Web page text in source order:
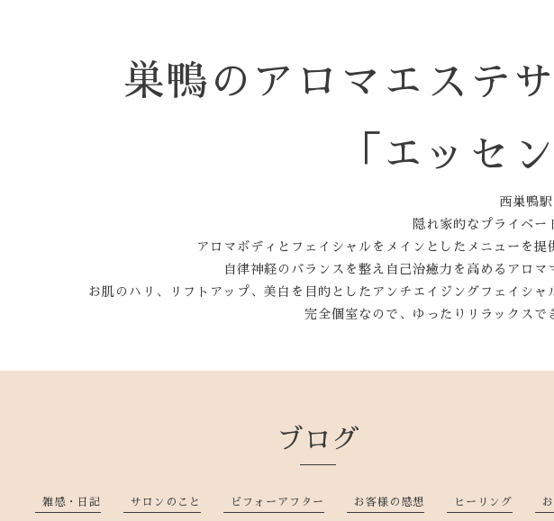
巣鴨のアロマエステ
「エッセ
西巣鴨
隠れ家的なプライベー
アロマボディとフェイシャルをメインとしたメニューを提
自律神経のバランスを整え自己治癒力を高めるアロマ
お肌のハリ、リフトアップ、美白を目的としたアンチエイジングフェイシャ
完全個室なので、ゆったりリラックスで
ブログ
雑感・日記 サロンのこと ビフォーアフター お客様の感想 ヒーリング